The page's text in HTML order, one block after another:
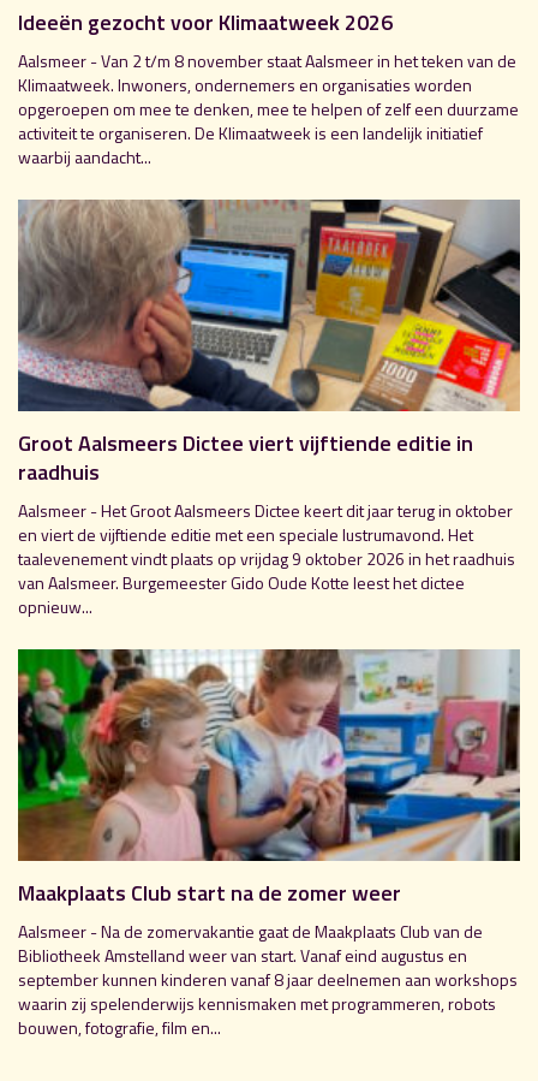
Ideeën gezocht voor Klimaatweek 2026
Aalsmeer - Van 2 t/m 8 november staat Aalsmeer in het teken van de
Klimaatweek. Inwoners, ondernemers en organisaties worden
opgeroepen om mee te denken, mee te helpen of zelf een duurzame
activiteit te organiseren. De Klimaatweek is een landelijk initiatief
waarbij aandacht...
Groot Aalsmeers Dictee viert vijftiende editie in
raadhuis
Aalsmeer - Het Groot Aalsmeers Dictee keert dit jaar terug in oktober
en viert de vijftiende editie met een speciale lustrumavond. Het
taalevenement vindt plaats op vrijdag 9 oktober 2026 in het raadhuis
van Aalsmeer. Burgemeester Gido Oude Kotte leest het dictee
opnieuw...
Maakplaats Club start na de zomer weer
Aalsmeer - Na de zomervakantie gaat de Maakplaats Club van de
Bibliotheek Amstelland weer van start. Vanaf eind augustus en
september kunnen kinderen vanaf 8 jaar deelnemen aan workshops
waarin zij spelenderwijs kennismaken met programmeren, robots
bouwen, fotografie, film en...